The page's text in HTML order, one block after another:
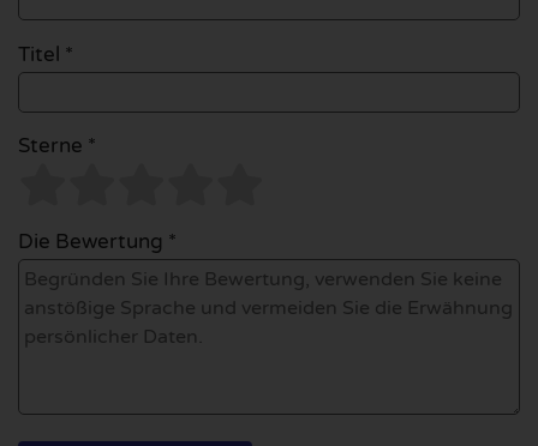
Titel *
Sterne *
Die Bewertung *